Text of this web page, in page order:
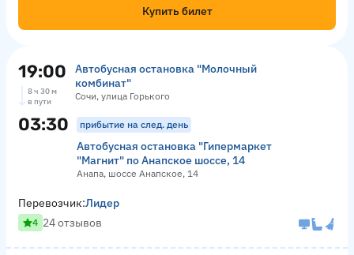
Купить билет
19:00
Автобусная остановка "Молочный
комбинат"
Сочи, улица Горького
8 ч 30 м
в пути
03:30 прибытие на след. день
Автобусная остановка "Гипермаркет
"Магнит" по Анапское шоссе, 14
Анапа, шоссе Анапское, 14
Перевозчик:Лидер
4 24 отзывов